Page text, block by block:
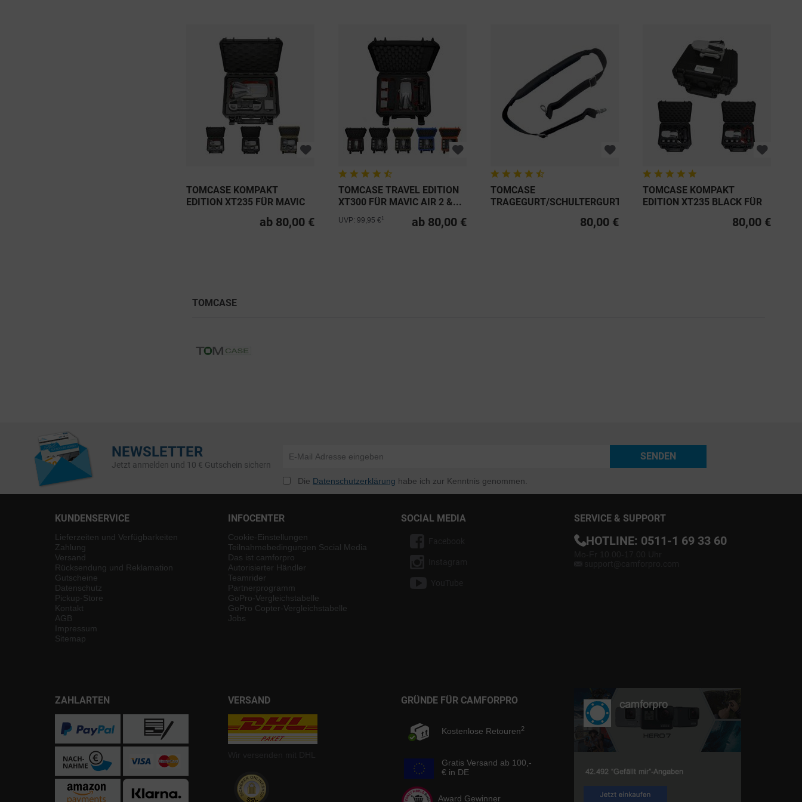
TOMCASE KOMPAKT
EDITION XT235 FÜR MAVIC
ab 80,00 €
TOMCASE TRAVEL EDITION
XT300 FÜR MAVIC AIR 2 &...
ab 80,00 €
UVP: 99,95 €
TOMCASE
TRAGEGURT/SCHULTERGURT
80,00 €
TOMCASE KOMPAKT
EDITION XT235 BLACK FÜR
80,00 €
TOMCASE
NEWSLETTER
Jetzt anmelden und 10 € Gutschein sichern
SENDEN
Die Datenschutzerklärung habe ich zur Kenntnis genommen.
KUNDENSERVICE
Lieferzeiten und Verfügbarkeiten
Zahlung
Versand
Rücksendung und Reklamation
Gutscheine
Datenschutz
Pickup-Store
Kontakt
AGB
Impressum
Sitemap
INFOCENTER
Cookie-Einstellungen
Teilnahmebedingungen Social Media
Das ist camforpro
Autorisierter Händler
Teamrider
Partnerprogramm
GoPro-Vergleichstabelle
GoPro Copter-Vergleichstabelle
Jobs
SOCIAL MEDIA SERVICE & SUPPORT
HOTLINE: 0511-1 69 33 60
ZAHLARTEN VERSAND GRÜNDE FÜR CAMFORPRO
Kostenlose Retouren2
Gratis Versand ab 100,-
€ in DE
Award Gewinner